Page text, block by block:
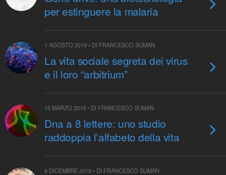
per estinguere la malaria
1 AGOSTO 2019 • DI FRANCESCO SUMAN
La vita sociale segreta dei virus
e il loro “arbitrium”
15 MARZO 2019 • DI FRANCESCO SUMAN
Dna a 8 lettere: uno studio
raddoppia l’alfabeto della vita
6 DICEMBRE 2018 • DI FRANCESCO SUMAN